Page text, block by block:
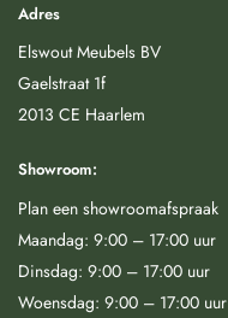
Adres
Elswout Meubels BV
Gaelstraat 1f
2013 CE Haarlem
Showroom:
Plan een showroomafspraak
Maandag: 9:00 – 17:00 uur
Dinsdag: 9:00 – 17:00 uur
Woensdag: 9:00 – 17:00 uur